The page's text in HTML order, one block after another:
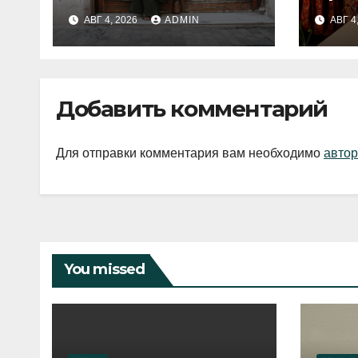
fashion-тренды
2026 года
АВГ 4, 2026 ADMIN АВГ
Добавить комментарий
Для отправки комментария вам необходимо
You missed